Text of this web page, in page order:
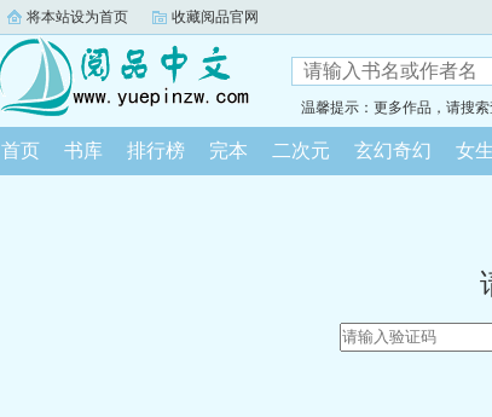
将本站设为首页 收藏阅品官网
温馨提示：更多作品，请搜
首页 书库 排行榜 完本 二次元 玄幻奇幻 女